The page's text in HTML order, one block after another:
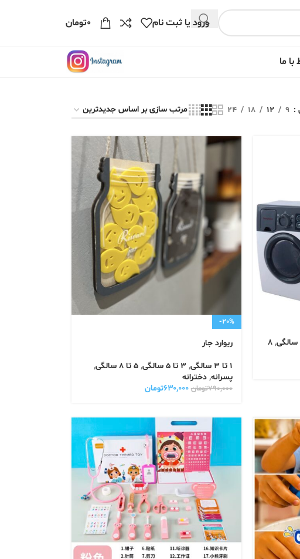
ورود یا ثبت نام ۰تومان
با ما
9
12
18
24
,
8
-20%
ریوارد جار
1 تا 3 سالگی , 3 تا 5 سالگی , 5 تا 8 سالگی
,
پسرانه, دخترانه
۷۹۰,۰۰۰تومان ۶۳۰,۰۰۰تومان